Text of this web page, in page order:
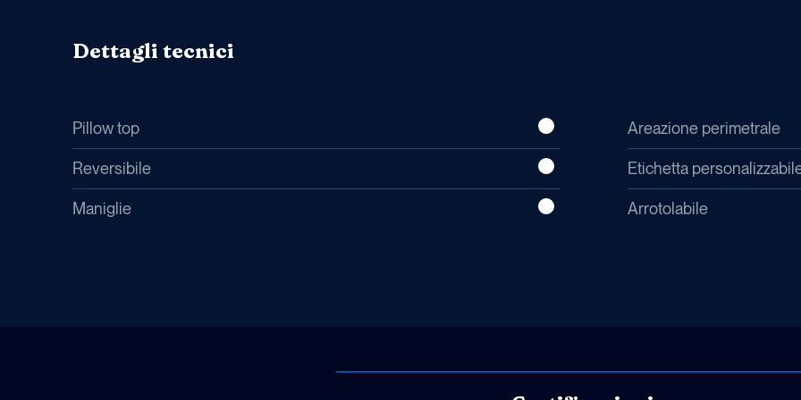
Memory Foam. Schiuma viscoelastica che si
adatta al corpo grazie al calore, riduce i punti di
pressione, rilassa i muscoli e favorisce una
corretta circolazione sanguigna durante il
Dettagli tecnici
Pillow top
Reversibile
Maniglie
Areazione perimetrale
Etichetta
Arrotolabile